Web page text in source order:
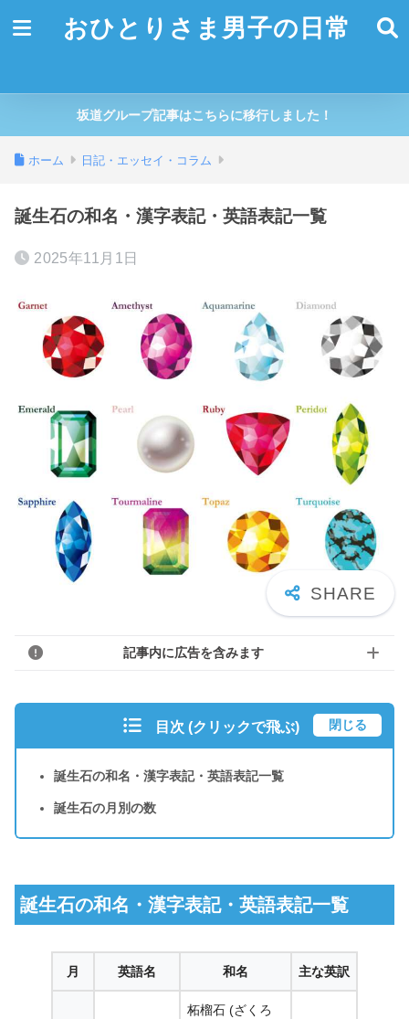
おひとりさま男子の日常
坂道グループ記事はこちらに移行しました！
ホーム 日記・エッセイ・コラム
誕生石の和名・漢字表記・英語表記一覧
2025年11月1日
記事内に広告を含みます
目次 (クリックで飛ぶ) 閉じる
誕生石の和名・漢字表記・英語表記一覧
誕生石の月別の数
誕生石の和名・漢字表記・英語表記一覧
月 英語名 和名 主な英訳
柘榴石 (ざくろ